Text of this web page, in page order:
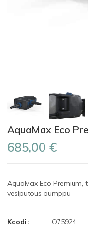
AquaMax Eco
685,00 €
AquaMax Eco Premium
vesiputous pumppu
Koodi
O75924